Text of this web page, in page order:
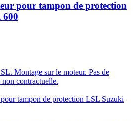
pour tampon de protection
600
Montage sur le moteur. Pas de
non contractuelle.